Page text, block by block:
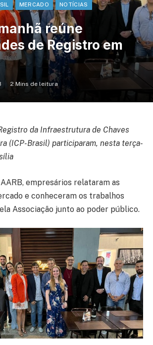
MERCADO NOTÍCIAS
reúne
de Registro em
2 Mins de leitura
da Infraestrutura de Chaves
(ICP-Brasil) participaram, nesta terça-
empresários relataram as
e conheceram os trabalhos
Associação junto ao poder público.